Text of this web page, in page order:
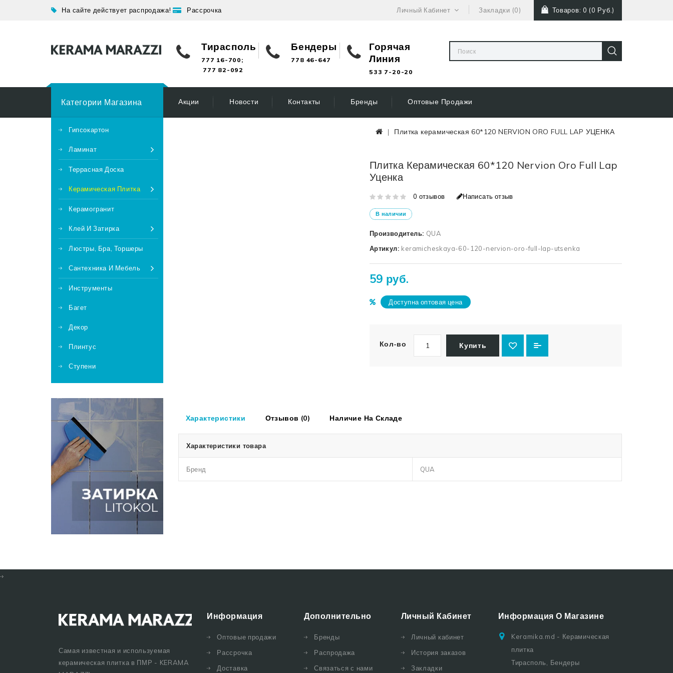
На сайте действует распродажа! Рассрочка Личный Кабинет Закладки (0) Товаров: 0 (0 Руб.)
Тирасполь
777 16-700;
777 82-092
Бендеры
778 46-647
Горячая
Линия
533 7-20-20
Акции Новости Контакты Бренды Оптовые Продажи
Категории Магазина
Гипсокартон
Ламинат
Террасная Доска
Керамическая Плитка
Керамогранит
Клей И Затирка
Люстры, Бра, Торшеры
Сантехника И Мебель
Инструменты
Багет
Декор
Плинтус
Ступени
Плитка керамическая 60*120 NERVION ORO FULL LAP УЦЕНКА
Плитка Керамическая 60*120 Nervion Oro Full Lap
Уценка
0 отзывов Написать отзыв
В наличии
Производитель: QUA
Артикул: keramicheskaya-60-120-nervion-oro-full-lap-utsenka
59 руб.
Доступна оптовая цена
Кол-во Купить
Характеристики Отзывов (0) Наличие На Складе
Характеристики товара
Бренд QUA
Самая известная и используемая
керамическая плитка в ПМР - KERAMA
Информация
Оптовые продажи
Рассрочка
Доставка
Дополнительно
Бренды
Распродажа
Связаться с нами
Личный Кабинет
Личный кабинет
История заказов
Закладки
Информация О Магазине
Keramika.md - Керамическая
плитка
Тирасполь, Бендеры